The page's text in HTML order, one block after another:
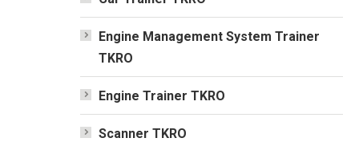
Engine Management System Trainer
TKRO
Engine Trainer TKRO
Scanner TKRO